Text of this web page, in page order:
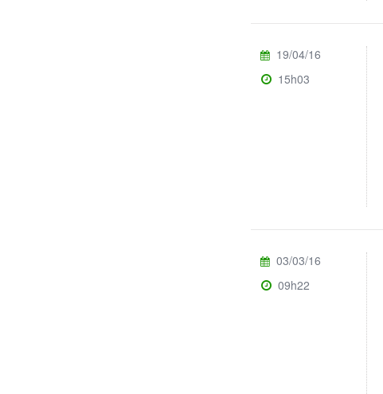
19/04/16
15h03
03/03/16
09h22